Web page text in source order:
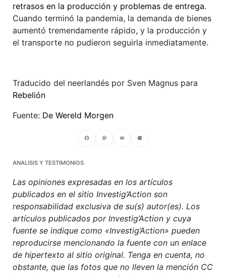
retrasos en la producción y problemas de entrega.
Cuando terminó la pandemia, la demanda de bienes
aumentó tremendamente rápido, y la producción y
el transporte no pudieron seguirla inmediatamente.
Traducido del neerlandés por Sven Magnus para
Rebelión
Fuente: De Wereld Morgen
Facebook
ANALISIS Y TESTIMONIOS
Las opiniones expresadas en los artículos
publicados en el sitio Investig’Action son
responsabilidad exclusiva de su(s) autor(es). Los
artículos publicados por Investig’Action y cuya
fuente se indique como «Investig’Action» pueden
reproducirse mencionando la fuente con un enlace
de hipertexto al sitio original. Tenga en cuenta, no
obstante, que las fotos que no lleven la mención CC